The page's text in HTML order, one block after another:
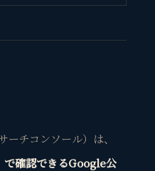
チコンソール）は、
で確認できるGoogle公